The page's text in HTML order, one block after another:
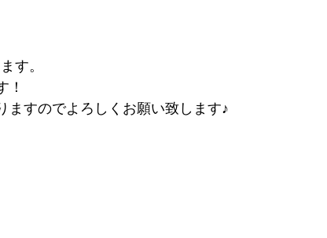
す。
！
ますのでよろしくお願い致します♪